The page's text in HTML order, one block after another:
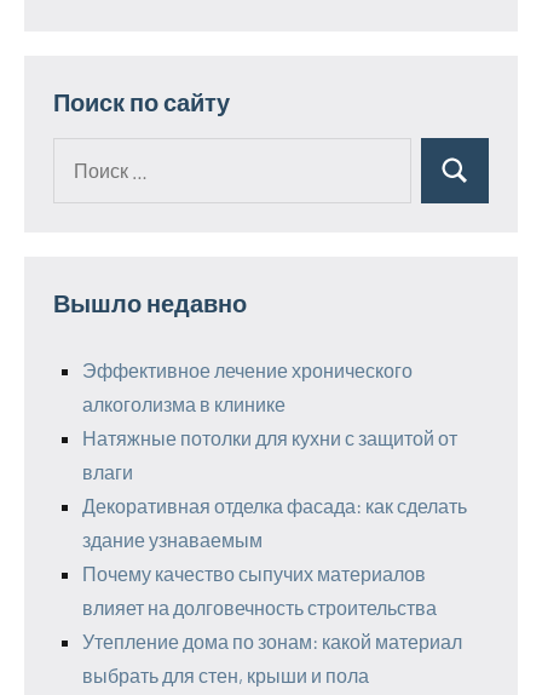
Поиск по сайту
Поиск
Вышло недавно
Эффективное лечение хронического
алкоголизма в клинике
Натяжные потолки для кухни с защитой от
влаги
Декоративная отделка фасада: как сделать
здание узнаваемым
Почему качество сыпучих материалов
влияет на долговечность строительства
Утепление дома по зонам: какой материал
выбрать для стен, крыши и пола